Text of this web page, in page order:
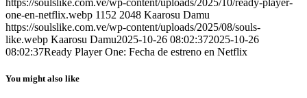
https://soulslike.com.ve/wp-content/uploads/2025/10/ready-player-
one-en-netflix.webp 1152 2048 Kaarosu Damu
https://soulslike.com.ve/wp-content/uploads/2025/08/souls-
like.webp Kaarosu Damu2025-10-26 08:02:372025-10-26
08:02:37Ready Player One: Fecha de estreno en Netflix
You might also like